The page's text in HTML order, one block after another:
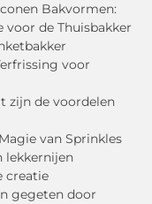
Bakvormen:
voor de Thuisbakker
voor
zijn de voordelen
van Sprinkles
lekkernijen
creatie
gegeten door